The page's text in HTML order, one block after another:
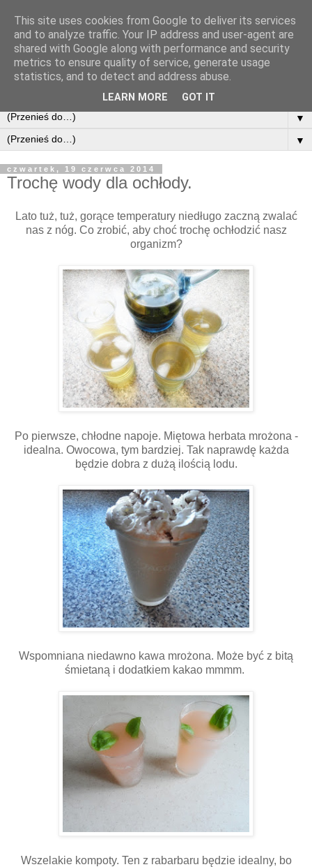
▼
▼
czwartek, 19 czerwca 2014
Trochę wody dla ochłody.
Lato tuż, tuż, gorące temperatury niedługo zaczną zwalać
nas z nóg. Co zrobić, aby choć trochę ochłodzić nasz
organizm?
Po pierwsze, chłodne napoje. Miętowa herbata mrożona -
idealna. Owocowa, tym bardziej. Tak naprawdę każda
będzie dobra z dużą ilością lodu.
Wspomniana niedawno kawa mrożona. Może być z bitą
śmietaną i dodatkiem kakao mmmm.
Wszelakie kompoty. Ten z rabarbaru będzie idealny, bo
This site uses cookies from Google to deliver its services
and to analyze traffic. Your IP address and user-agent are
shared with Google along with performance and security
metrics to ensure quality of service, generate usage
statistics, and to detect and address abuse.
LEARN MORE GOT IT